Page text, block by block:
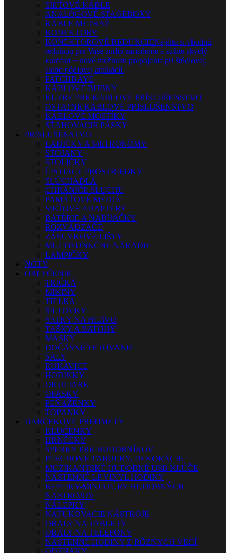
SIEŤOVÉ KÁBLE
ANALÓGOVÉ STAGEBOXY
KÁBLE METRÁŽ
KONEKTORY
KONEKTOROVÉ REDUKCIENájdite si vhodnú
redukciu pre Vaše audio zariadenie a zažite skvelý
komfort + nové možnosti prepojenia pri štúdiovej,
alebo pódiovej aplikácii.
PATCHBAYE
KÁBLOVÉ BUBNY
KUFRE PRE KÁBLOVÉ PRÍSLUŠENSTVO
OSTATNÉ KÁBLOVÉ PRÍSLUŠENSTVO
KÁBLOVÉ MOSTÍKY
SŤAHOVACIE PÁSKY
PRÍSLUŠENSTVO
LADIČKY A METRONÓMY
STOJANY
STOLIČKY
ČISTIACE PROSTRIEDKY
SLÚCHADLÁ
CHRÁNIČE SLUCHU
PAMÄŤOVÉ MÉDIÁ
SIEŤOVÉ ADAPTÉRY
BATÉRIE A NABÍJAČKY
ROZVÁDZAČE
ZÁSUVKOVÉ LIŠTY
MULTIFUNKČNÉ NÁRADIE
LAMPIČKY
NOTY
OBLEČENIE
TRIČKÁ
MIKINY
TIELKA
ŠILTOVKY
ŠATKY NA HLAVU
TAŠKY A BATOHY
MASKY
DOČASNÉ TETOVANIE
ŠÁLY
RUKAVICE
HODINKY
OKULIARE
OPASKY
PEŇAŽENKY
TOPÁNKY
DARČEKOVÉ PREDMETY
KĽÚČENKY
HRNČEKY
ŠPERKY PRE HUDOBNÍKOV
PLECHOVÉ TABUĽKY, DEKORÁCIE
MUZIKANTSKÉ HUDOBNÉ USB KĽÚČE
NÁSTENNÉ LP VINYL HODINY
REPLIKY-MINIATÚRY HUDOBNÝCH
NÁSTROJOV
NÁLEPKY
NAFUKOVACIE NÁSTROJE
OBALY NA TABLETY
OBALY NA TELEFÓNY
NÁSTENNÉ HODINY Z RÔZNYCH VECÍ
ODZNAKY